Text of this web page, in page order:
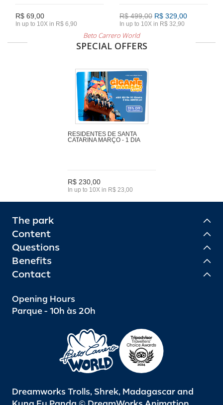
R$ 69,00
In up to 10X in R$ 6,90
R$ 499,00 R$ 329,00
In up to 10X in R$ 32,90
Beto Carrero World
SPECIAL OFFERS
RESIDENTES DE SANTA
CATARINA MARÇO - 1 DIA
R$ 230,00
In up to 10X in R$ 23,00
The park
Content
Questions
Benefits
Contact
Opening Hours
Parque - 10h às 20h
Dreamworks Trolls, Shrek, Madagascar and